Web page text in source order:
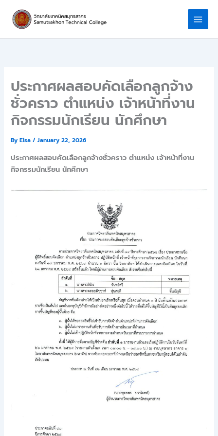
content
ประกาศผลสอบคัดเลือกลูกจ้าง
ชั่วคราว ตำแหน่ง เจ้าหน้าที่งาน
กิจกรรมนักเรียน นักศึกษา
ByElsa/January 22, 2026
ประกาศผลสอบคัดเลือกลูกจ้างชั่วคราว ตำแหน่ง เจ้าหน้าที่งาน
กิจกรรมนักเรียน นักศึกษา